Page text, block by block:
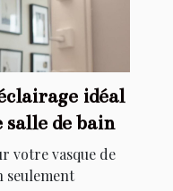
idéal
de bain
votre vasque de
seulement